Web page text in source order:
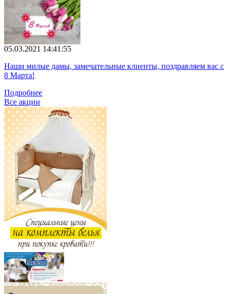
05.03.2021 14:41:55
Наши милые дамы, замечательные клиенты, поздравляем вас с
8 Марта!
Подробнее
Все акции